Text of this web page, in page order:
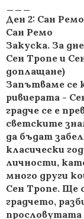
Ден 2: Сан
Сан Ремо
Закуска. За
Сен Тропе и
доплащане)
Запътваме се
ривиерата -
градче се е
светските
да бъдат
класически
личности,
много други
Сен Тропе. Ще
градчето,
прословутата